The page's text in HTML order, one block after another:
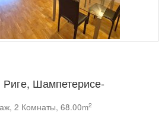
Шампетерисе-
2 Комнаты, 68.00m2